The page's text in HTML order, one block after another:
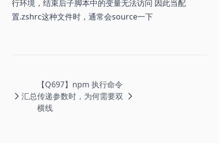
行环境，结束后子脚本中的变量无法访问 因此当配
置.zshrc这种文件时，通常会source一下
汇总
【Q697】npm 执行命令
传递参数时，为何需要双
横线